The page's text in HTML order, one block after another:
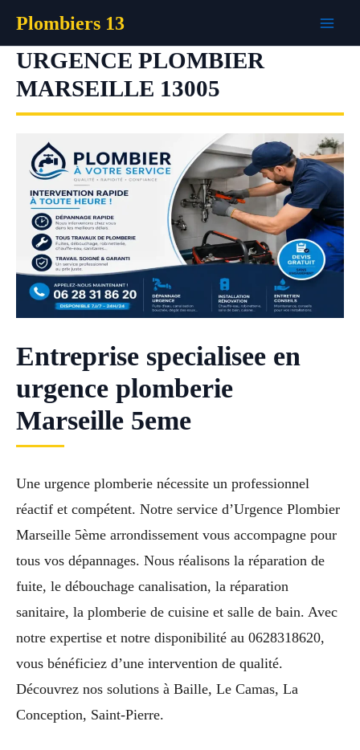
contenu
Plombiers 13
URGENCE PLOMBIER
MARSEILLE 13005
Entreprise specialisee en
urgence plomberie
Marseille 5eme
Une urgence plomberie nécessite un professionnel
réactif et compétent. Notre service d’Urgence Plombier
Marseille 5ème arrondissement vous accompagne pour
tous vos dépannages. Nous réalisons la réparation de
fuite, le débouchage canalisation, la réparation
sanitaire, la plomberie de cuisine et salle de bain. Avec
notre expertise et notre disponibilité au 0628318620,
vous bénéficiez d’une intervention de qualité.
Découvrez nos solutions à Baille, Le Camas, La
Conception, Saint-Pierre.